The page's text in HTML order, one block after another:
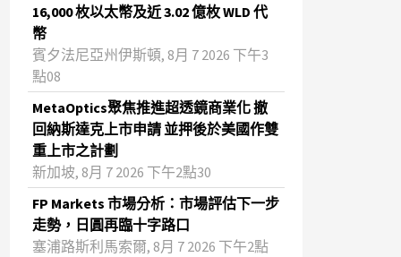
16,000 枚以太幣及近 3.02 億枚 WLD 代
幣
賓夕法尼亞州伊斯頓, 8月 7 2026 下午3
點08
MetaOptics聚焦推進超透鏡商業化 撤
回納斯達克上市申請 並押後於美國作雙
重上市之計劃
新加坡, 8月 7 2026 下午2點30
FP Markets 市場分析：市場評估下一步
走勢，日圓再臨十字路口
塞浦路斯利馬索爾, 8月 7 2026 下午2點